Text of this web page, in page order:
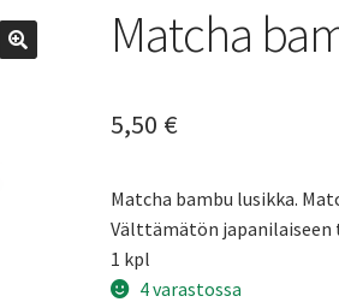
Matcha
5,50 €
Matcha bambu lusikka.
Välttämätön japanilaiseen
1 kpl
4 varastossa